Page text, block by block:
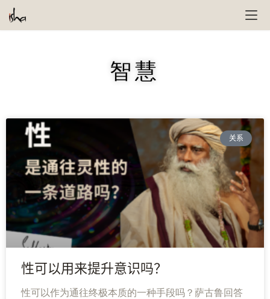
智慧
关系
性可以用来提升意识吗？
性可以作为通往终极本质的一种手段吗？萨古鲁回答